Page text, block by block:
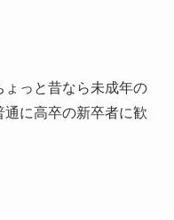
っと昔なら未成年の
に高卒の新卒者に歓